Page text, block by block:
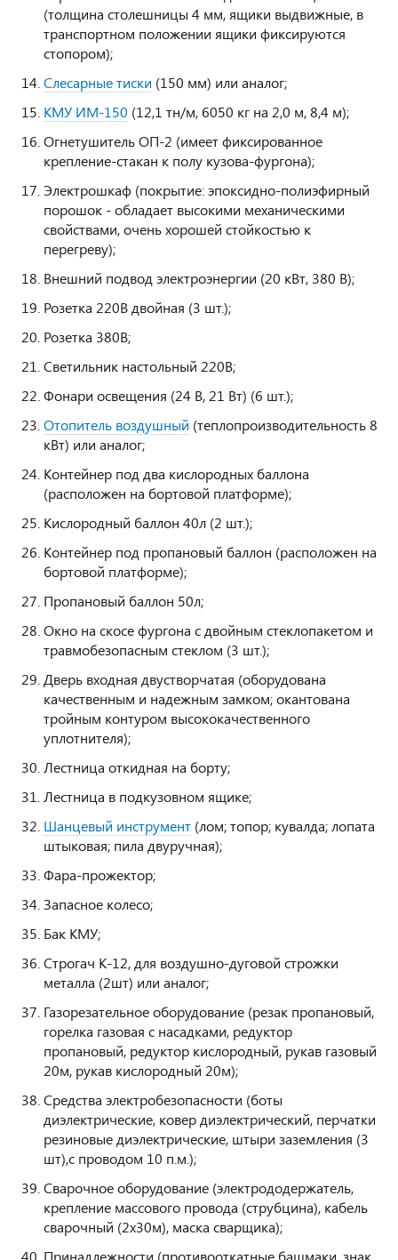
(толщина столешницы 4 мм, ящики выдвижные, в
транспортном положении ящики фиксируются
стопором);
Слесарные тиски (150 мм) или аналог;
КМУ ИМ-150 (12,1 тн/м, 6050 кг на 2,0 м, 8,4 м);
Огнетушитель ОП-2 (имеет фиксированное
крепление-стакан к полу кузова-фургона);
Электрошкаф (покрытие: эпоксидно-полиэфирный
порошок - обладает высокими механическими
свойствами, очень хорошей стойкостью к
перегреву);
Внешний подвод электроэнергии (20 кВт, 380 В);
Розетка 220В двойная (3 шт.);
Розетка 380В;
Светильник настольный 220В;
Фонари освещения (24 В, 21 Вт) (6 шт.);
Отопитель воздушный (теплопроизводительность 8
кВт) или аналог;
Контейнер под два кислородных баллона
(расположен на бортовой платформе);
Кислородный баллон 40л (2 шт.);
Контейнер под пропановый баллон (расположен на
бортовой платформе);
Пропановый баллон 50л;
Окно на скосе фургона с двойным стеклопакетом и
травмобезопасным стеклом (3 шт.);
Дверь входная двустворчатая (оборудована
качественным и надежным замком; окантована
тройным контуром высококачественного
уплотнителя);
Лестница откидная на борту;
Лестница в подкузовном ящике;
Шанцевый инструмент (лом; топор; кувалда; лопата
штыковая; пила двуручная);
Фара-прожектор;
Запасное колесо;
Бак КМУ;
Строгач К-12, для воздушно-дуговой строжки
металла (2шт) или аналог;
Газорезательное оборудование (резак пропановый,
горелка газовая с насадками, редуктор
пропановый, редуктор кислородный, рукав газовый
20м, рукав кислородный 20м);
Средства электробезопасности (боты
диэлектрические, ковер диэлектрический, перчатки
резиновые диэлектрические, штыри заземления (3
шт),с проводом 10 п.м.);
Сварочное оборудование (электрододержатель,
крепление массового провода (струбцина), кабель
сварочный (2х30м), маска сварщика);
Принадлежности (противооткатные башмаки, знак